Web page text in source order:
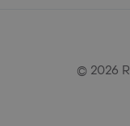
© 2026